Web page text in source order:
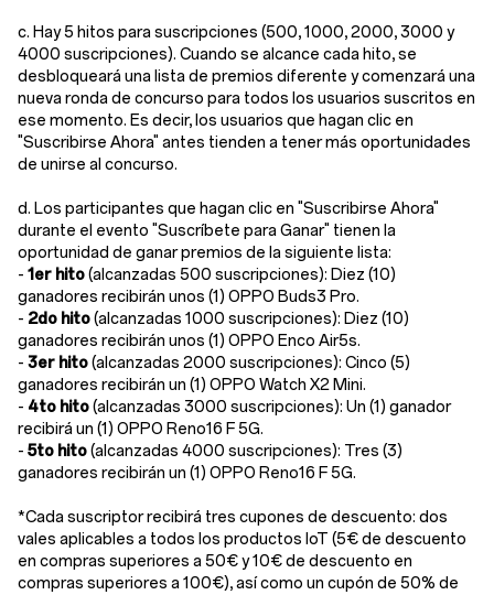
c. Hay 5 hitos para suscripciones (500, 1000, 2000, 3000 y
4000 suscripciones). Cuando se alcance cada hito, se
desbloqueará una lista de premios diferente y comenzará una
nueva ronda de concurso para todos los usuarios suscritos en
ese momento. Es decir, los usuarios que hagan clic en
"Suscribirse Ahora" antes tienden a tener más oportunidades
de unirse al concurso.
d. Los participantes que hagan clic en "Suscribirse Ahora"
durante el evento "Suscríbete para Ganar" tienen la
oportunidad de ganar premios de la siguiente lista:
- 1er hito(alcanzadas 500 suscripciones): Diez (10)
ganadores recibirán unos (1) OPPO Buds3 Pro.
- 2do hito(alcanzadas 1000 suscripciones): Diez (10)
ganadores recibirán unos (1) OPPO Enco Air5s.
- 3er hito(alcanzadas 2000 suscripciones): Cinco (5)
ganadores recibirán un (1) OPPO Watch X2 Mini.
- 4to hito(alcanzadas 3000 suscripciones): Un (1) ganador
recibirá un (1) OPPO Reno16 F 5G.
- 5to hito(alcanzadas 4000 suscripciones): Tres (3)
ganadores recibirán un (1) OPPO Reno16 F 5G.
*Cada suscriptor recibirá tres cupones de descuento: dos
vales aplicables a todos los productos IoT (5€ de descuento
en compras superiores a 50€ y 10€ de descuento en
compras superiores a 100€), así como un cupón de 50% de